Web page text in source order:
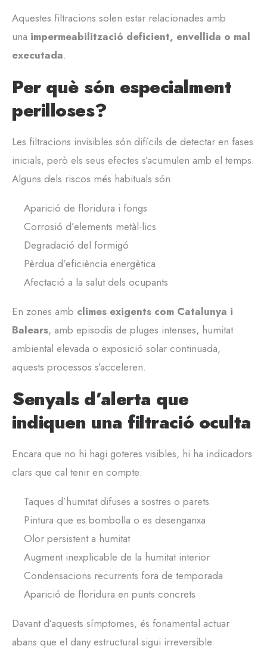
Aquestes filtracions solen estar relacionades amb
una impermeabilització deficient, envellida o mal
executada.
Per què són especialment
perilloses?
Les filtracions invisibles són difícils de detectar en fases
inicials, però els seus efectes s’acumulen amb el temps.
Alguns dels riscos més habituals són:
Aparició de floridura i fongs
Corrosió d’elements metàl·lics
Degradació del formigó
Pèrdua d’eficiència energètica
Afectació a la salut dels ocupants
En zones amb climes exigents com Catalunya i
Balears, amb episodis de pluges intenses, humitat
ambiental elevada o exposició solar continuada,
aquests processos s’acceleren.
Senyals d’alerta que
indiquen una filtració oculta
Encara que no hi hagi goteres visibles, hi ha indicadors
clars que cal tenir en compte:
Taques d’humitat difuses a sostres o parets
Pintura que es bombolla o es desenganxa
Olor persistent a humitat
Augment inexplicable de la humitat interior
Condensacions recurrents fora de temporada
Aparició de floridura en punts concrets
Davant d’aquests símptomes, és fonamental actuar
abans que el dany estructural sigui irreversible.